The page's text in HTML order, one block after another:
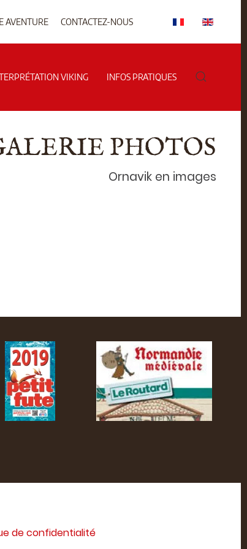
AVENTURE CONTACTEZ-NOUS
VIKING INFOS PRATIQUES
PHOTOS
Ornavik en images
de confidentialité